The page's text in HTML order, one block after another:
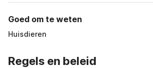
Goed om te weten
Huisdieren
Regels en beleid